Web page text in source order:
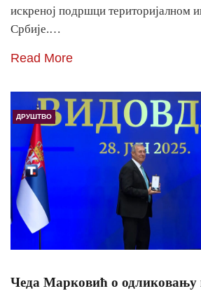
искреној подршци територијалном
Србије.…
Read More
ДРУШТВО
Чеда Марковић о одликовању